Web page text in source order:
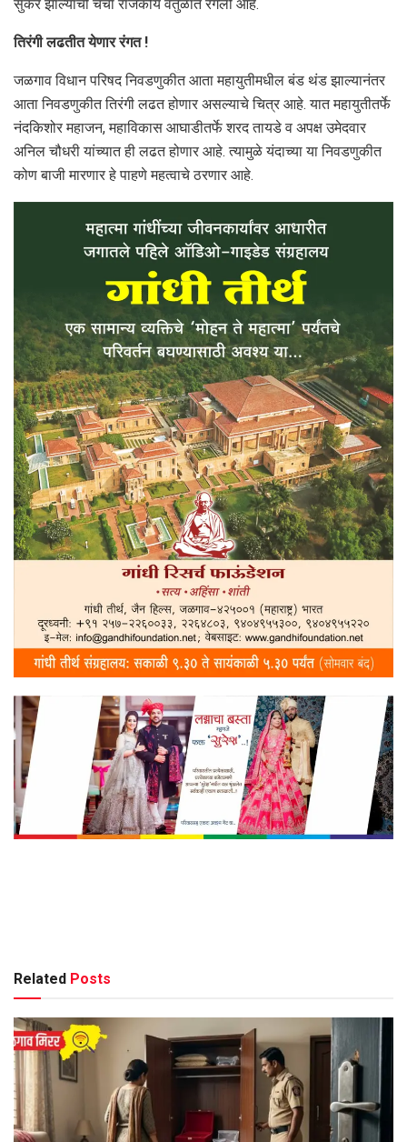
सुकर झाल्याची चर्चा राजकीय वर्तुळात रंगली आहे.
तिरंगी लढतीत येणार रंगत !
जळगाव विधान परिषद निवडणुकीत आता महायुतीमधील बंड थंड झाल्यानंतर
आता निवडणुकीत तिरंगी लढत होणार असल्याचे चित्र आहे. यात महायुतीतर्फे
नंदकिशोर महाजन, महाविकास आघाडीतर्फे शरद तायडे व अपक्ष उमेदवार
अनिल चौधरी यांच्यात ही लढत होणार आहे. त्यामुळे यंदाच्या या निवडणुकीत
कोण बाजी मारणार हे पाहणे महत्वाचे ठरणार आहे.
Related Posts